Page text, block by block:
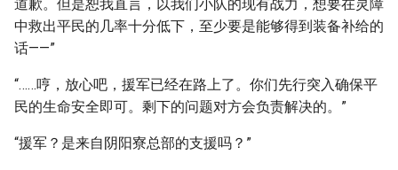
道歉。但是恕我直言，以我们小队的现有战力，想要在灵障
中救出平民的几率十分低下，至少要是能够得到装备补给的
话——”
“……哼，放心吧，援军已经在路上了。你们先行突入确保平
民的生命安全即可。剩下的问题对方会负责解决的。”
“援军？是来自阴阳寮总部的支援吗？”